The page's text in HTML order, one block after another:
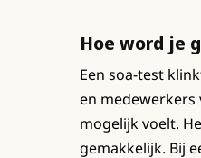
Hoe word je
Een soa-test
en medewerkers
mogelijk voelt.
gemakkelijk. Bij